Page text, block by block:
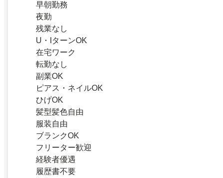
早朝勤務
夜勤
残業なし
U・IターンOK
在宅ワーク
転勤なし
副業OK
ピアス・ネイルOK
ひげOK
髪型髪色自由
服装自由
ブランクOK
フリーター歓迎
経験者優遇
履歴書不要